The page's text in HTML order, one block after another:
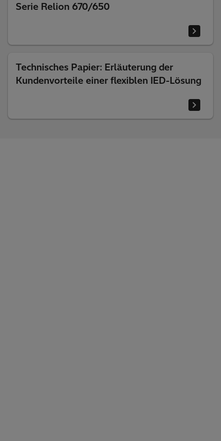
Serie Relion 670/650
Technisches Papier: Erläuterung der
Kundenvorteile einer flexiblen IED-Lösung